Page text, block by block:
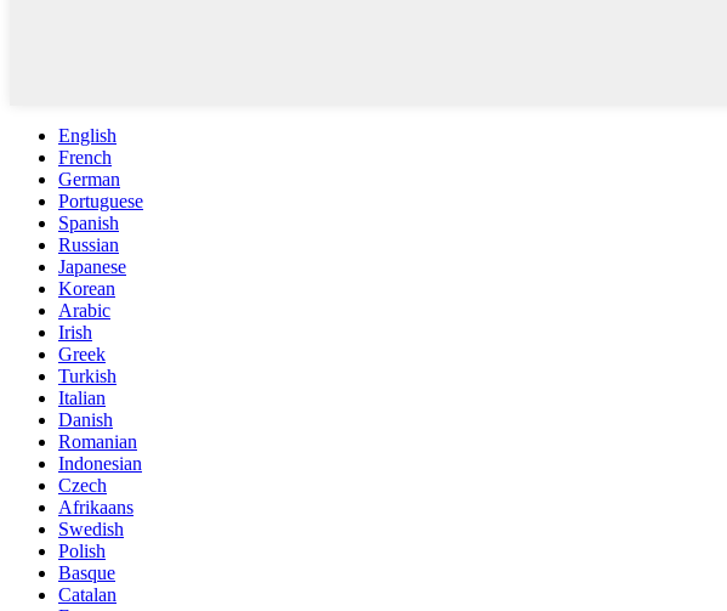
English
French
German
Portuguese
Spanish
Russian
Japanese
Korean
Arabic
Irish
Greek
Turkish
Italian
Danish
Romanian
Indonesian
Czech
Afrikaans
Swedish
Polish
Basque
Catalan